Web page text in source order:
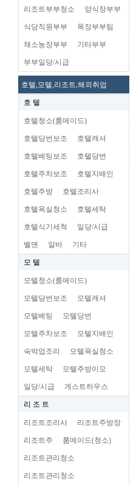
리조트부부청소 양식장부부
식당직원부부 목장부부팀
채소농장부부 기타부부
부부일당/시급
호텔,모텔,리조트,해외취업
호 텔
호텔청소(룸메이드)
호텔당번보조 호텔캐셔
호텔베팅보조 호텔당번
호텔주차보조 호텔지배인
호텔주방 호텔조리사
호텔욕실청소 호텔세탁
호텔식기세척 일당/시급
벨맨 알바 기타
모 텔
모텔청소(룸메이드)
모텔당번보조 모텔캐셔
모텔베팅 모텔당번
모텔주차보조 모텔지배인
숙박업조리 모텔욕실청소
모텔세탁 모텔주방이모
일당/시급 게스트하우스
리 조 트
리조트조리사 리조트주방장
리조트주 룸메이드(청소)
리조트관리청소
리조트관리청소